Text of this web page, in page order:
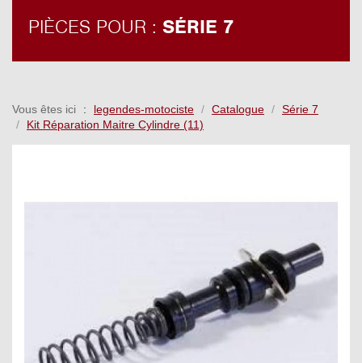
PIÈCES POUR : SÉRIE 7
Vous êtes ici legendes-motociste Catalogue
Série 7
Kit Réparation Maitre Cylindre (11)